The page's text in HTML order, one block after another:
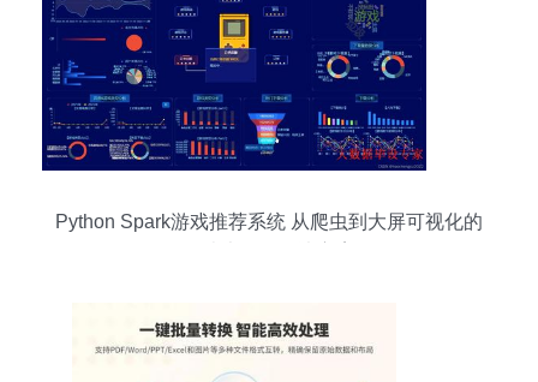
Python Spark游戏推荐系统 从爬虫到大屏可视化的